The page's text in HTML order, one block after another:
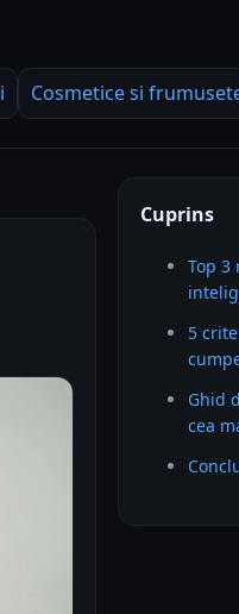
Cosmetice si
Cuprins
Top 3
5
Ghid
cea